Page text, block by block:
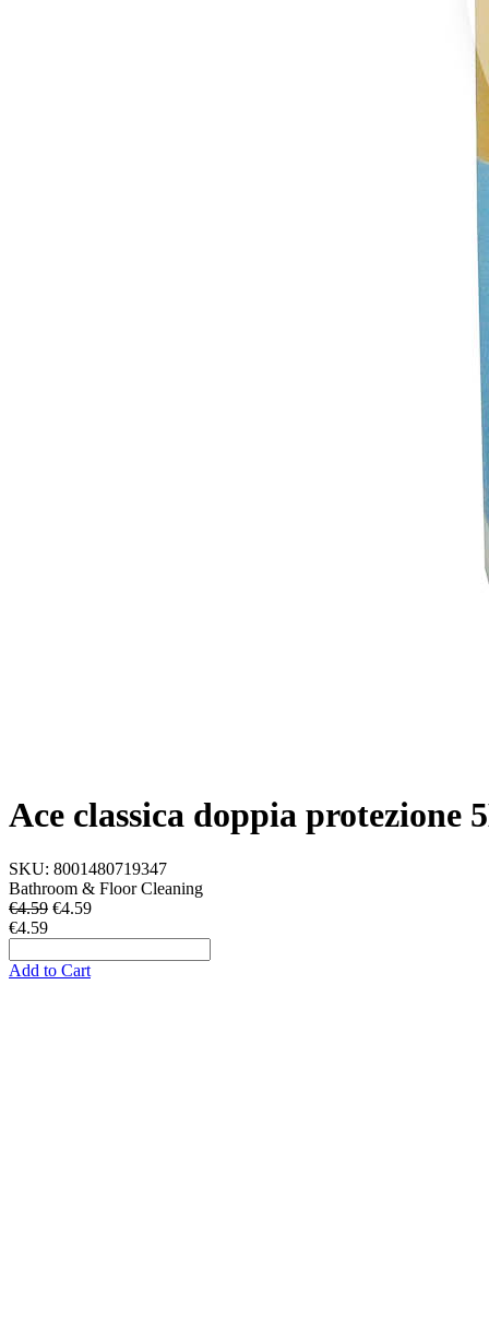
Ace classica doppia protezione
SKU: 8001480719347
Bathroom & Floor Cleaning
€4.59 €4.59
€4.59
Add to Cart